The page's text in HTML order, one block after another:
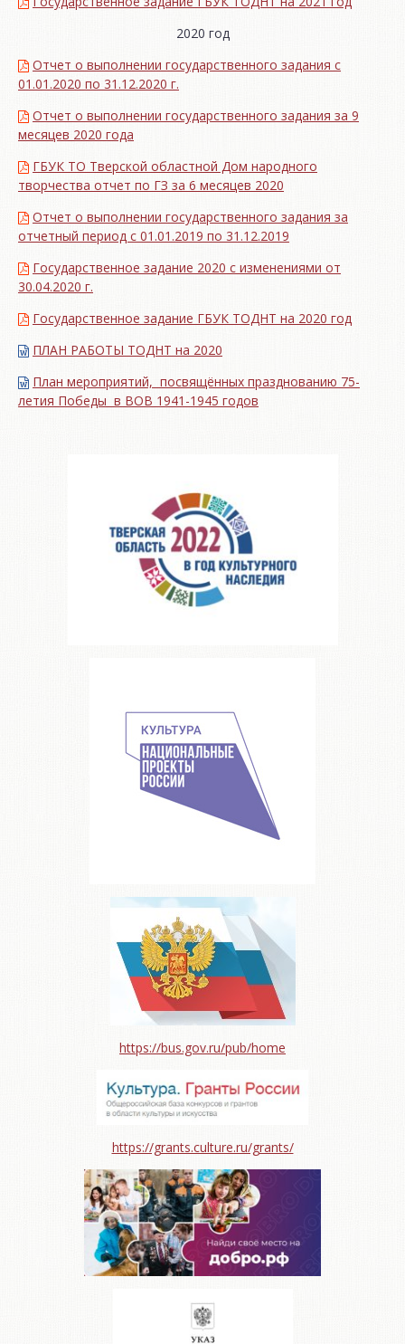
2020 год
Отчет о выполнении государственного задания с
01.01.2020 по 31.12.2020 г.
Отчет о выполнении государственного задания за 9
месяцев 2020 года
ГБУК ТО Тверской областной Дом народного
творчества отчет по ГЗ за 6 месяцев 2020
Отчет о выполнении государственного задания за
отчетный период с 01.01.2019 по 31.12.2019
Государственное задание 2020 с изменениями от
30.04.2020 г.
Государственное задание ГБУК ТОДНТ на 2020 год
ПЛАН РАБОТЫ ТОДНТ на 2020
План мероприятий, посвящённых празднованию 75-
летия Победы в ВОВ 1941-1945 годов
https://bus.gov.ru/pub/home
https://grants.culture.ru/grants/